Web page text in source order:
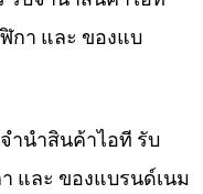
กา และ ของแบ
ำนำสินค้าไอที รับ
และ ของแบรนด์เนม